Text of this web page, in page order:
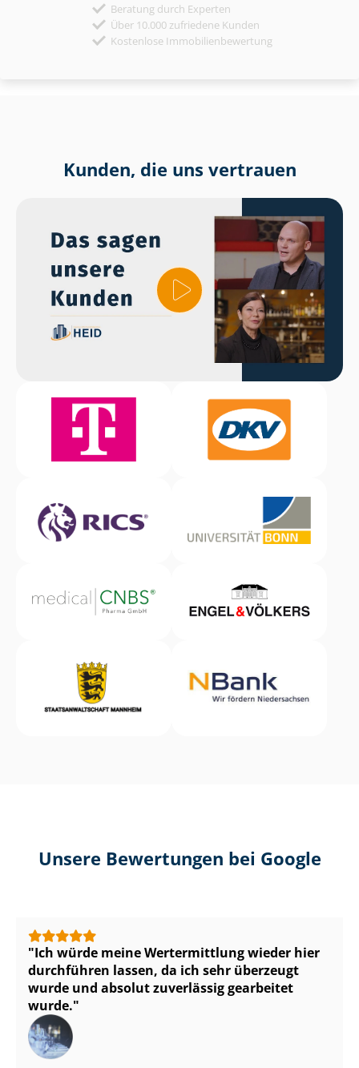
Beratung durch Experten
Über 10.000 zufriedene Kunden
Kostenlose Immobilienbewertung
Kunden, die uns vertrauen
Unsere Bewertungen bei Google
Ich würde meine Wertermittlung wieder hier
durchführen lassen, da ich sehr überzeugt
wurde und absolut zuverlässig gearbeitet
wurde.